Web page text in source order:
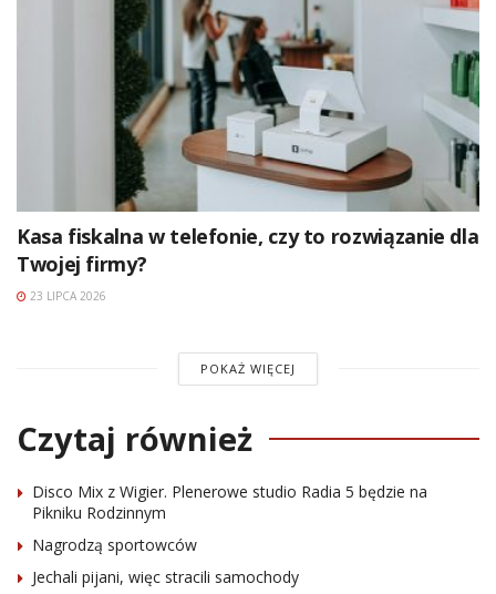
Kasa fiskalna w telefonie, czy to rozwiązanie dla
Twojej firmy?
23 LIPCA 2026
POKAŻ WIĘCEJ
Czytaj również
Disco Mix z Wigier. Plenerowe studio Radia 5 będzie na
Pikniku Rodzinnym
Nagrodzą sportowców
Jechali pijani, więc stracili samochody